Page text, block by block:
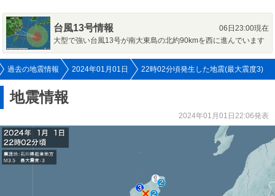
台風13号情報
06日23:00現在
大型で強い台風13号が南大東島の北約90kmを西に進んでいます
過去の地震情報 2024年01月01日 22時02分頃発生した地震(最大震度3)
地震情報
2024年01月01日22:06発表